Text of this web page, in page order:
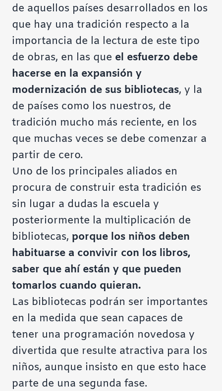
de aquellos países desarrollados en los
que hay una tradición respecto a la
importancia de la lectura de este tipo
de obras, en las que el esfuerzo debe
hacerse en la expansión y
modernización de sus bibliotecas, y la
de países como los nuestros, de
tradición mucho más reciente, en los
que muchas veces se debe comenzar a
partir de cero.
Uno de los principales aliados en
procura de construir esta tradición es
sin lugar a dudas la escuela y
posteriormente la multiplicación de
bibliotecas, porque los niños deben
habituarse a convivir con los libros,
saber que ahí están y que pueden
tomarlos cuando quieran.
Las bibliotecas podrán ser importantes
en la medida que sean capaces de
tener una programación novedosa y
divertida que resulte atractiva para los
niños, aunque insisto en que esto hace
parte de una segunda fase.